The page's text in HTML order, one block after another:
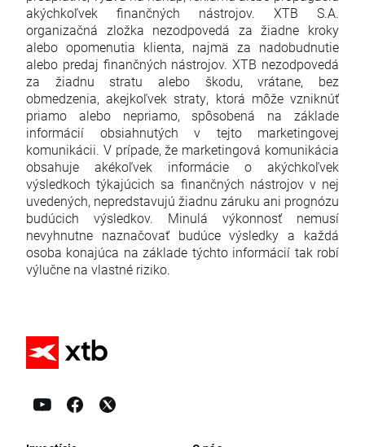
akýchkoľvek finančných nástrojov. XTB S.A.
organizačná zložka nezodpovedá za žiadne kroky
alebo opomenutia klienta, najmä za nadobudnutie
alebo predaj finančných nástrojov. XTB nezodpovedá
za žiadnu stratu alebo škodu, vrátane, bez
obmedzenia, akejkoľvek straty, ktorá môže vzniknúť
priamo alebo nepriamo, spôsobená na základe
informácií obsiahnutých v tejto marketingovej
komunikácii. V prípade, že marketingová komunikácia
obsahuje akékoľvek informácie o akýchkoľvek
výsledkoch týkajúcich sa finančných nástrojov v nej
uvedených, nepredstavujú žiadnu záruku ani prognózu
budúcich výsledkov. Minulá výkonnosť nemusí
nevyhnutne naznačovať budúce výsledky a každá
osoba konajúca na základe týchto informácií tak robí
výlučne na vlastné riziko.